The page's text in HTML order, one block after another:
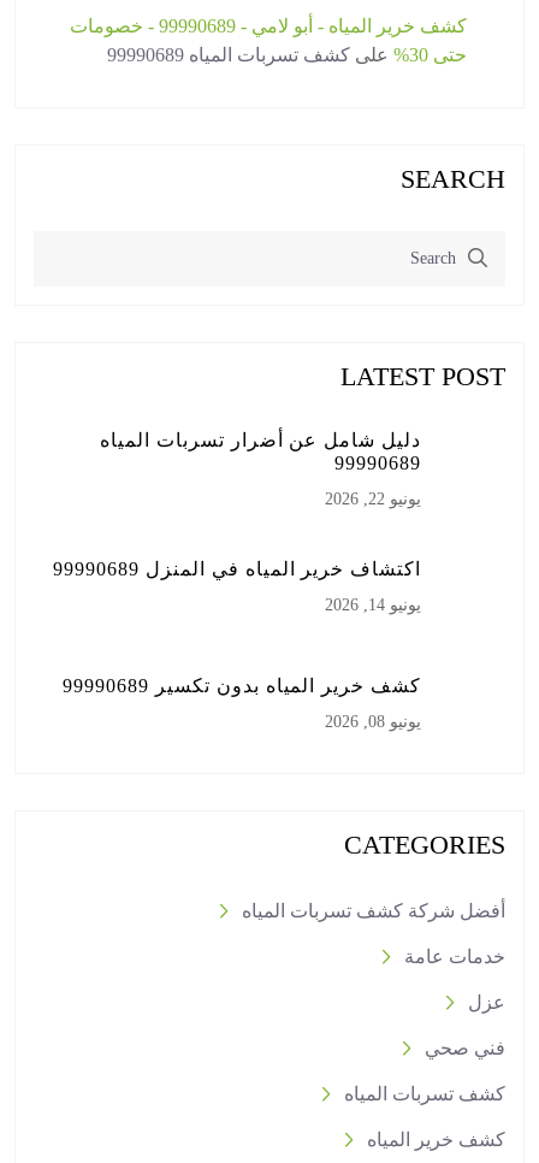
كشف خرير المياه - أبو لامي - 99990689 - خصومات
حتى 30%
على كشف تسربات المياه 99990689
SEARCH
LATEST POST
دليل شامل عن أضرار تسربات المياه
99990689
يونيو 22, 2026
اكتشاف خرير المياه في المنزل 99990689
يونيو 14, 2026
كشف خرير المياه بدون تكسير 99990689
يونيو 08, 2026
CATEGORIES
أفضل شركة كشف تسربات المياه
خدمات عامة
عزل
فني صحي
كشف تسربات المياه
كشف خرير المياه